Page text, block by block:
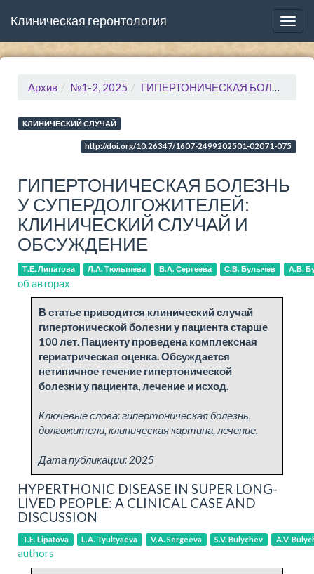
Клиническая геронтология
Архив №1-2, 2025 ГИПЕРТОНИЧЕСКАЯ БОЛЕЗНЬ У СУПЕРДОЛГОЖИТЕЛЕЙ: КЛИНИЧЕСКИЙ СЛУЧАЙ И ОБСУЖДЕНИЕ
КЛИНИЧЕСКИЙ СЛУЧАЙ
http://doi.org/10.26347/1607-2499202501-02071-075
ГИПЕРТОНИЧЕСКАЯ БОЛЕЗНЬ
У СУПЕРДОЛГОЖИТЕЛЕЙ:
КЛИНИЧЕСКИЙ СЛУЧАЙ И
ОБСУЖДЕНИЕ
Т.Е. Липатова Л.А. Тюльтяева В.А. Сергеева С.В. Булычев А.В.
об авторах
В статье приводится клинический случай
гипертонической болезни у пациента старше
100 лет. Пациенту проведена комплексная
гериатрическая оценка. Обсуждается
нетипичное течение гипертонической
болезни у пациента, лечение и исход.
Ключевые слова:гипертоническая болезнь,
долгожители, клиническая картина, лечение.
Дата публикации: 2025
HYPERTHONIC DISEASE IN SUPER LONG-
LIVED PEOPLE: A CLINICAL CASE AND
DISCUSSION
T.E. Lipatova L.A. Tyultyaeva V.A. Sergeeva S.V. Bulychev A.V.
authors